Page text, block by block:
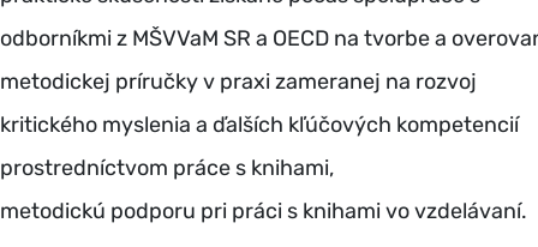
odborníkmi z MŠVVaM SR a OECD na tvorbe a
metodickej príručky v praxi zameranej na rozvoj
kritického myslenia a ďalších kľúčových kompetencií
prostredníctvom práce s knihami,
metodickú podporu pri práci s knihami vo vzdelávaní.